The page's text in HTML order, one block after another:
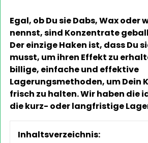
Egal, ob Du sie Dabs, Wax oder
nennst, sind Konzentrate
Der einzige Haken ist, dass Du
musst, um ihren Effekt zu
billige, einfache und effektive
Lagerungsmethoden, um Dein
frisch zu halten. Wir haben die
die kurz- oder langfristige
Inhaltsverzeichnis: